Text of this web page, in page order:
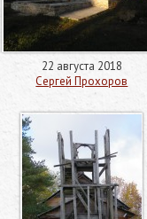
22 августа 2018
Сергей Прохоров